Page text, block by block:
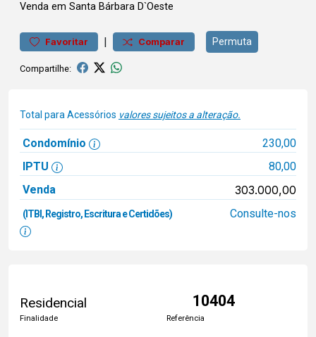
Venda em Santa Bárbara D`Oeste
Favoritar | Comparar Permuta
Compartilhe:
Total para Acessórios valores sujeitos a alteração.
Condomínio
230,00
IPTU
80,00
Venda
303.000,00
(ITBI, Registro, Escritura e Certidões) Consulte-nos
Residencial
Finalidade
10404
Referência